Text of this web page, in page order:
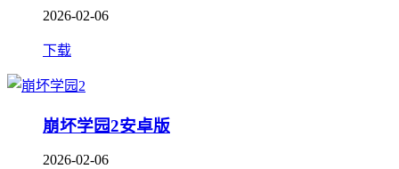
2026-02-06
下载
崩坏学园2安卓版
2026-02-06